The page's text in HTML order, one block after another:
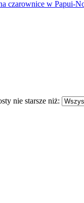
czarownice w Papui-
nie starsze niż: